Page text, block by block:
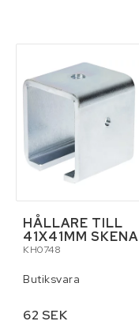
HÅLLARE TILL
41X41MM SKENA
KH0748
Butiksvara
62 SEK